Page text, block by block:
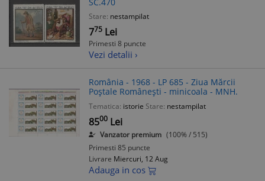
Stare: nestampilat
775 Lei
Primesti 8 puncte
Vezi detalii ›
România - 1968 - LP 685 - Ziua Mărcii
Poștale Românești - minicoala - MNH.
Tematica: istorie Stare: nestampilat
8500 Lei
Vanzator premium (100% / 515)
Primesti 85 puncte
Livrare Miercuri, 12 Aug
Adauga in cos